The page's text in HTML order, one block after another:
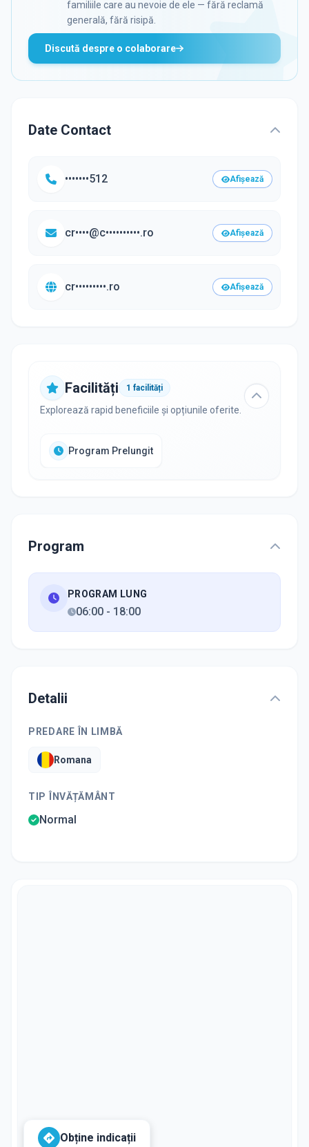
familiile care au nevoie de ele — fără reclamă
generală, fără risipă.
Discută despre o colaborare
Date Contact
•••••••512 Afișează
cr••••@c••••••••••.ro Afișează
cr•••••••••.ro Afișează
Facilități 1 facilități
Explorează rapid beneficiile și opțiunile oferite.
Program Prelungit
Program
PROGRAM LUNG
06:00 - 18:00
Detalii
PREDARE ÎN LIMBĂ
Romana
TIP ÎNVĂȚĂMÂNT
Normal
Obține indicații